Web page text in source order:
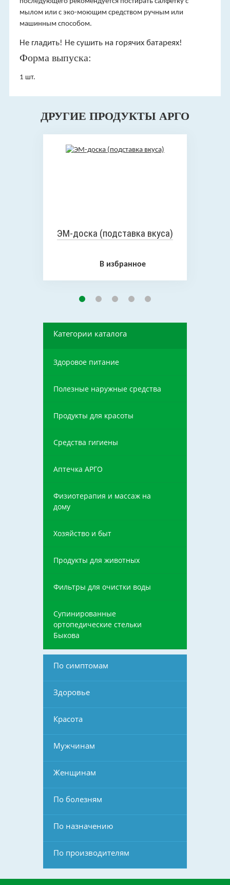
мылом или с эко-моющим средством ручным или
машинным способом.
Не гладить! Не сушить на горячих батареях!
Форма выпуска:
1 шт.
ДРУГИЕ ПРОДУКТЫ АРГО
ЭМ-доска (подставка вкуса)
В избранное
Категории каталога
Здоровое питание
Полезные наружные средства
Продукты для красоты
Средства гигиены
Аптечка АРГО
Физиотерапия и массаж на
дому
Хозяйство и быт
Продукты для животных
Фильтры для очистки воды
Супинированные
ортопедические стельки
Быкова
По симптомам
Здоровье
Красота
Мужчинам
Женщинам
По болезням
По назначению
По производителям